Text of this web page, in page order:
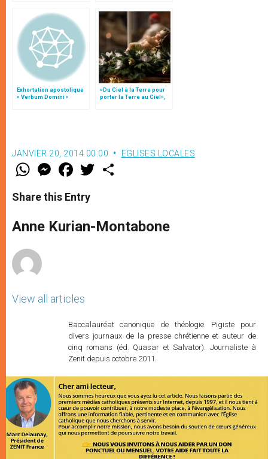
Exhortation apostolique
« Verbum Domini »
«Du Ciel à la Terre pour
porter la Terre au Ciel»,
JANVIER 20, 2014 00:00 EGLISES LOCALES
W
t
s
p
p
M
e
s
e
g
e
F
a
e
b
o
k
w
r
Share this Entry
Anne Kurian-Montabone
View all articles
Baccalauréat canonique de théologie. Pigiste pour
divers journaux de la presse chrétienne et auteur de
cinq romans (éd. Quasar et Salvator). Journaliste à
Zenit depuis octobre 2011.